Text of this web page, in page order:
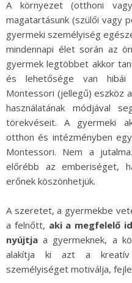
A környezet (otthoni
magatartásunk (szülői vagy
gyermeki személyiség
mindennapi élet során az
gyermek legtöbbet akkor
és lehetősége van hibái
Montessori (jellegű) eszköz
használatának módjával
törekvéseit. A gyermeki
otthon és intézményben
Montessori. Nem a
előrébb az emberiséget,
erőnek köszönhetjük.
A szeretet, a gyermekbe
a felnőtt, aki a megfelelő
nyújtjaa gyermeknek, a
alakítja ki azt a
személyiséget motiválja,